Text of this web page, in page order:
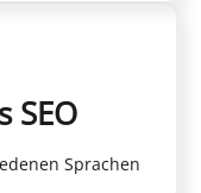
SEO
Sprachen